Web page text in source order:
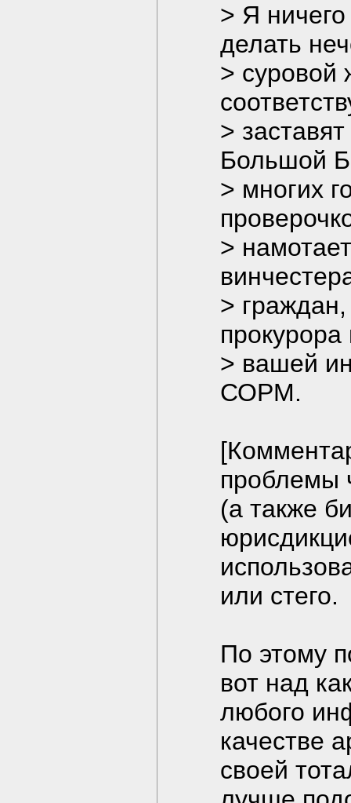
> Я
делать
> суровой
>
Большой
> многих
>
>
прокурора
> вашей
СОРМ.
проблемы
(а также
или стего.
По этому
вот над
любого
качестве
своей